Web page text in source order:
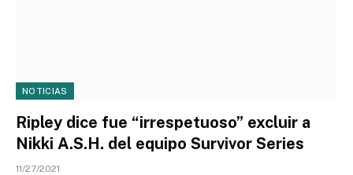
NOTICIAS
Ripley dice fue “irrespetuoso” excluir a
Nikki A.S.H. del equipo Survivor Series
11/27/2021